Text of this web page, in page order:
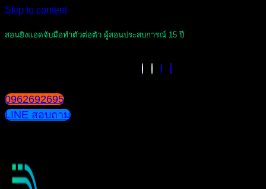
Skip to content
สอนยิงแอดจับมือทำตัวต่อตัว ผู้สอนประสบการณ์ 15 ปี
0962692695
LINE สอบถาม